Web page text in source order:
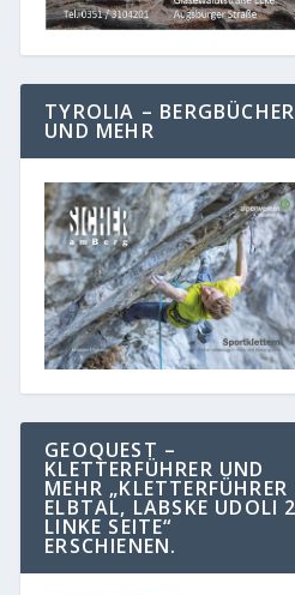
TYROLIA – BERGBÜCHER
UND MEHR
GEOQUEST –
KLETTERFÜHRER UND
MEHR „KLETTERFÜHRER
ELBTAL, LABSKE UDOLI 2
LINKE SEITE“
ERSCHIENEN.